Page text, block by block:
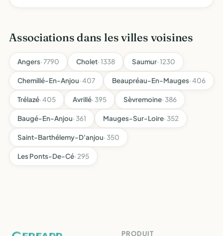
Associations dans les villes voisines
Angers· 7790 Cholet· 1338 Saumur· 1230
Chemillé-En-Anjou· 407 Beaupréau-En-Mauges· 406
Trélazé· 405 Avrillé· 395 Sèvremoine· 386
Baugé-En-Anjou· 361 Mauges-Sur-Loire· 352
Saint-Barthélemy-D'anjou· 350
Les Ponts-De-Cé· 295
PRODUIT